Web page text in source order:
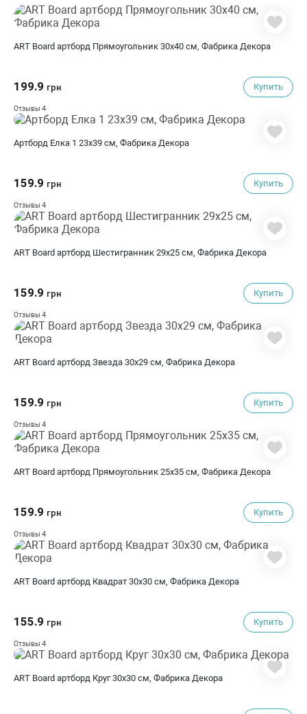
ART Board артборд Прямоугольник 30х40 см, Фабрика Декора
199.9 грн Купить
Отзывы 4
Артборд Елка 1 23х39 см, Фабрика Декора
159.9 грн Купить
Отзывы 4
ART Board артборд Шестигранник 29х25 см, Фабрика Декора
159.9 грн Купить
Отзывы 4
ART Board артборд Звезда 30х29 см, Фабрика Декора
159.9 грн Купить
Отзывы 4
ART Board артборд Прямоугольник 25х35 см, Фабрика Декора
159.9 грн Купить
Отзывы 4
ART Board артборд Квадрат 30х30 см, Фабрика Декора
155.9 грн Купить
Отзывы 4
ART Board артборд Круг 30х30 см, Фабрика Декора